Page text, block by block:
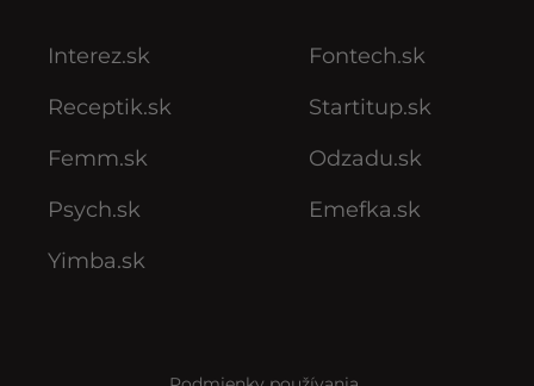
Interez.sk
Receptik.sk
Femm.sk
Psych.sk
Yimba.sk
Fontech.sk
Startitup.sk
Odzadu.sk
Emefka.sk